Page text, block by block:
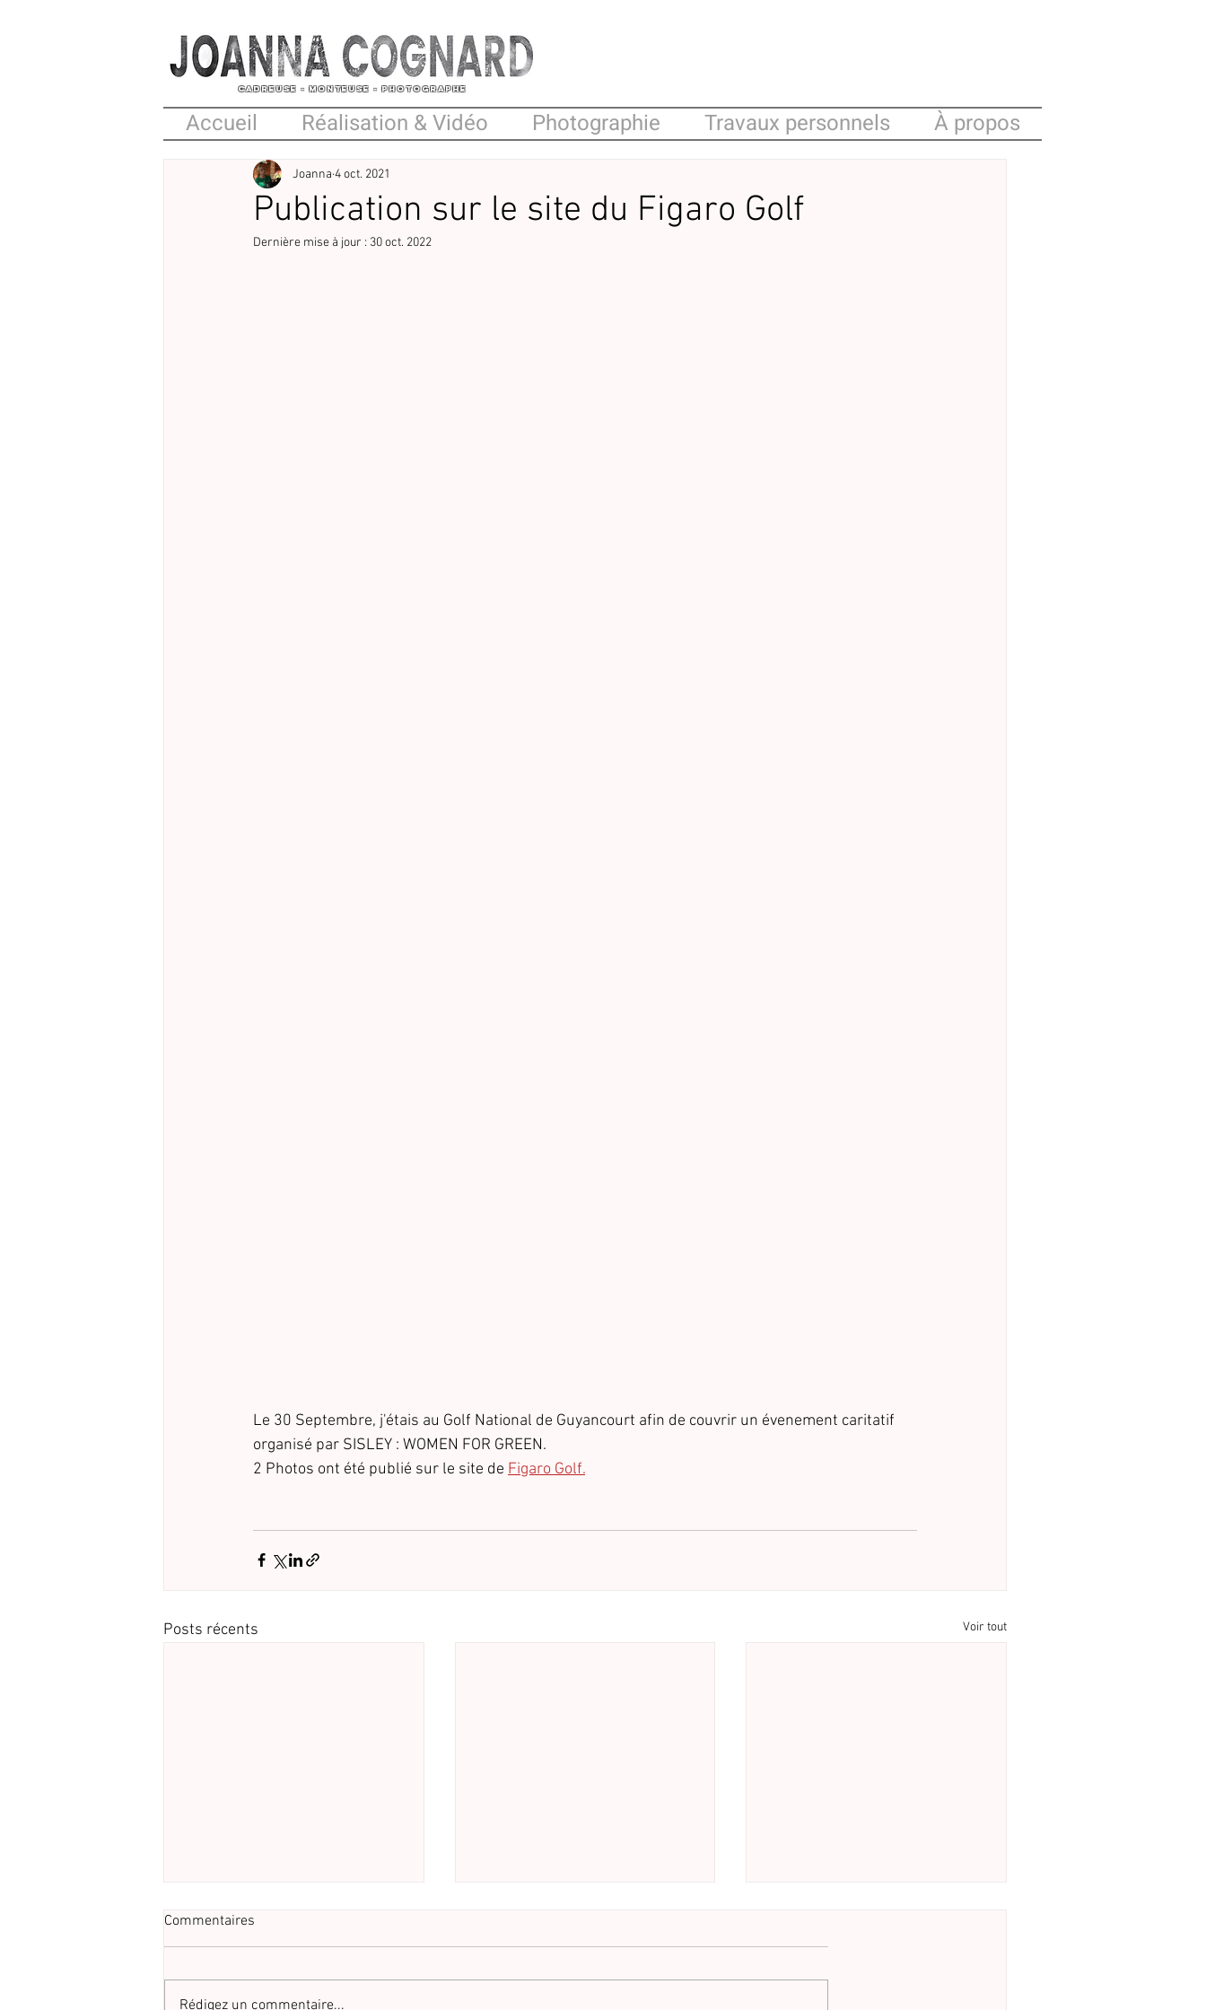
CADREUSE - MONTEUSE - Photographe
Accueil Réalisation & Vidéo Photographie Travaux personnels À propos
Publication sur le site du Figaro Golf
Joanna 4 oct. 2021
Dernière mise à jour : 30 oct. 2022
Le 30 Septembre, j'étais au Golf National de Guyancourt afin de couvrir un évenement caritatif
organisé par SISLEY : WOMEN FOR GREEN.
2 Photos ont été publié sur le site de Figaro Golf.
Posts récents Voir tout
Commentaires
Rédigez un commentaire...